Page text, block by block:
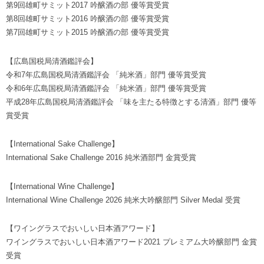
第9回雄町サミット2017 吟醸酒の部 優等賞受賞
第8回雄町サミット2016 吟醸酒の部 優等賞受賞
第7回雄町サミット2015 吟醸酒の部 優等賞受賞
【広島国税局清酒鑑評会】
令和7年広島国税局清酒鑑評会 「純米酒」部門 優等賞受賞
令和6年広島国税局清酒鑑評会 「純米酒」部門 優等賞受賞
平成28年広島国税局清酒鑑評会 「味を主たる特徴とする清酒」部門 優等
賞受賞
【International Sake Challenge】
International Sake Challenge 2016 純米酒部門 金賞受賞
【International Wine Challenge】
International Wine Challenge 2026 純米大吟醸部門 Silver Medal 受賞
【ワイングラスでおいしい日本酒アワード】
ワイングラスでおいしい日本酒アワード2021 プレミアム大吟醸部門 金賞
受賞